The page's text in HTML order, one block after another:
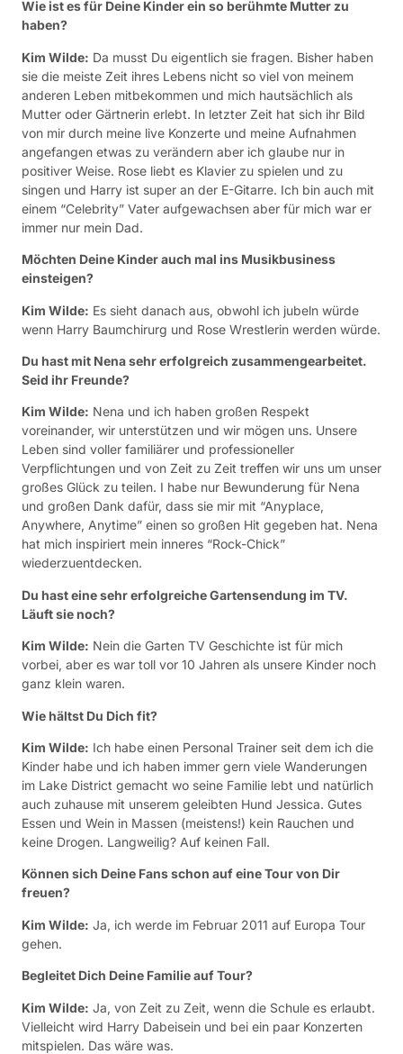
Wie ist es für Deine Kinder ein so berühmte Mutter zu
haben?
Kim Wilde: Da musst Du eigentlich sie fragen. Bisher haben
sie die meiste Zeit ihres Lebens nicht so viel von meinem
anderen Leben mitbekommen und mich hautsächlich als
Mutter oder Gärtnerin erlebt. In letzter Zeit hat sich ihr Bild
von mir durch meine live Konzerte und meine Aufnahmen
angefangen etwas zu verändern aber ich glaube nur in
positiver Weise. Rose liebt es Klavier zu spielen und zu
singen und Harry ist super an der E-Gitarre. Ich bin auch mit
einem “Celebrity” Vater aufgewachsen aber für mich war er
immer nur mein Dad.
Möchten Deine Kinder auch mal ins Musikbusiness
einsteigen?
Kim Wilde: Es sieht danach aus, obwohl ich jubeln würde
wenn Harry Baumchirurg und Rose Wrestlerin werden würde.
Du hast mit Nena sehr erfolgreich zusammengearbeitet.
Seid ihr Freunde?
Kim Wilde: Nena und ich haben großen Respekt
voreinander, wir unterstützen und wir mögen uns. Unsere
Leben sind voller familiärer und professioneller
Verpflichtungen und von Zeit zu Zeit treffen wir uns um unser
großes Glück zu teilen. I habe nur Bewunderung für Nena
und großen Dank dafür, dass sie mir mit “Anyplace,
Anywhere, Anytime” einen so großen Hit gegeben hat. Nena
hat mich inspiriert mein inneres “Rock-Chick”
wiederzuentdecken.
Du hast eine sehr erfolgreiche Gartensendung im TV.
Läuft sie noch?
Kim Wilde: Nein die Garten TV Geschichte ist für mich
vorbei, aber es war toll vor 10 Jahren als unsere Kinder noch
ganz klein waren.
Wie hältst Du Dich fit?
Kim Wilde: Ich habe einen Personal Trainer seit dem ich die
Kinder habe und ich haben immer gern viele Wanderungen
im Lake District gemacht wo seine Familie lebt und natürlich
auch zuhause mit unserem geleibten Hund Jessica. Gutes
Essen und Wein in Massen (meistens!) kein Rauchen und
keine Drogen. Langweilig? Auf keinen Fall.
Können sich Deine Fans schon auf eine Tour von Dir
freuen?
Kim Wilde: Ja, ich werde im Februar 2011 auf Europa Tour
gehen.
Begleitet Dich Deine Familie auf Tour?
Kim Wilde: Ja, von Zeit zu Zeit, wenn die Schule es erlaubt.
Vielleicht wird Harry Dabeisein und bei ein paar Konzerten
mitspielen. Das wäre was.